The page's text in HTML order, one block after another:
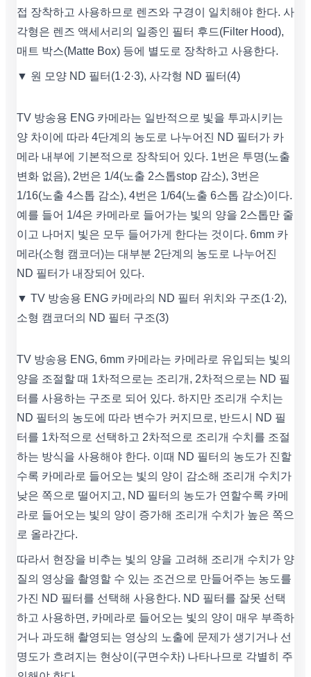
접 장착하고 사용하므로 렌즈와 구경이 일치해야 한다. 사
각형은 렌즈 액세서리의 일종인 필터 후드(Filter Hood),
매트 박스(Matte Box) 등에 별도로 장착하고 사용한다.
▼ 원 모양 ND 필터(1·2·3), 사각형 ND 필터(4)
TV 방송용 ENG 카메라는 일반적으로 빛을 투과시키는
양 차이에 따라 4단계의 농도로 나누어진 ND 필터가 카
메라 내부에 기본적으로 장착되어 있다. 1번은 투명(노출
변화 없음), 2번은 1/4(노출 2스톱stop 감소), 3번은
1/16(노출 4스톱 감소), 4번은 1/64(노출 6스톱 감소)이다.
예를 들어 1/4은 카메라로 들어가는 빛의 양을 2스톱만 줄
이고 나머지 빛은 모두 들어가게 한다는 것이다. 6mm 카
메라(소형 캠코더)는 대부분 2단계의 농도로 나누어진
ND 필터가 내장되어 있다.
▼ TV 방송용 ENG 카메라의 ND 필터 위치와 구조(1·2),
소형 캠코더의 ND 필터 구조(3)
TV 방송용 ENG, 6mm 카메라는 카메라로 유입되는 빛의
양을 조절할 때 1차적으로는 조리개, 2차적으로는 ND 필
터를 사용하는 구조로 되어 있다. 하지만 조리개 수치는
ND 필터의 농도에 따라 변수가 커지므로, 반드시 ND 필
터를 1차적으로 선택하고 2차적으로 조리개 수치를 조절
하는 방식을 사용해야 한다. 이때 ND 필터의 농도가 진할
수록 카메라로 들어오는 빛의 양이 감소해 조리개 수치가
낮은 쪽으로 떨어지고, ND 필터의 농도가 연할수록 카메
라로 들어오는 빛의 양이 증가해 조리개 수치가 높은 쪽으
로 올라간다.
따라서 현장을 비추는 빛의 양을 고려해 조리개 수치가 양
질의 영상을 촬영할 수 있는 조건으로 만들어주는 농도를
가진 ND 필터를 선택해 사용한다. ND 필터를 잘못 선택
하고 사용하면, 카메라로 들어오는 빛의 양이 매우 부족하
거나 과도해 촬영되는 영상의 노출에 문제가 생기거나 선
명도가 흐려지는 현상이(구면수차) 나타나므로 각별히 주